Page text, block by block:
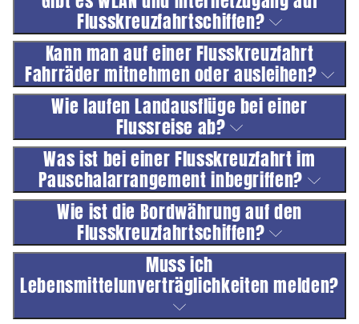
Flusskreuzfahrtschiffen?
Kann man auf einer Flusskreuzfahrt
Fahrräder mitnehmen oder ausleihen?
Wie laufen Landausflüge bei einer
Flussreise ab?
Was ist bei einer Flusskreuzfahrt im
Pauschalarrangement inbegriffen?
Wie ist die Bordwährung auf den
Flusskreuzfahrtschiffen?
Muss ich
Lebensmittelunverträglichkeiten melden?